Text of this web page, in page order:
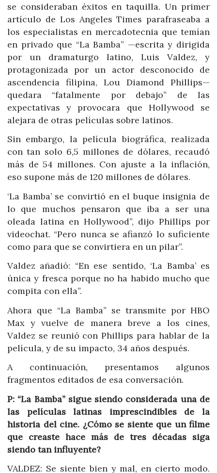
se consideraban éxitos en taquilla. Un primer
artículo de Los Angeles Times parafraseaba a
los especialistas en mercadotecnia que temían
en privado que “La Bamba” —escrita y dirigida
por un dramaturgo latino, Luis Valdez, y
protagonizada por un actor desconocido de
ascendencia filipina, Lou Diamond Phillips—
quedara “fatalmente por debajo” de las
expectativas y provocara que Hollywood se
alejara de otras películas sobre latinos.
Sin embargo, la película biográfica, realizada
con tan solo 6,5 millones de dólares, recaudó
más de 54 millones. Con ajuste a la inflación,
eso supone más de 120 millones de dólares.
‘La Bamba’ se convirtió en el buque insignia de
lo que muchos pensaron que iba a ser una
oleada latina en Hollywood”, dijo Phillips por
videochat. “Pero nunca se afianzó lo suficiente
como para que se convirtiera en un pilar”.
Valdez añadió: “En ese sentido, ‘La Bamba’ es
única y fresca porque no ha habido mucho que
compita con ella”.
Ahora que “La Bamba” se transmite por HBO
Max y vuelve de manera breve a los cines,
Valdez se reunió con Phillips para hablar de la
película, y de su impacto, 34 años después.
A continuación, presentamos algunos
fragmentos editados de esa conversación.
P: “La Bamba” sigue siendo considerada una de
las
películas latinas imprescindibles
de la
historia del cine. ¿Cómo se siente que un filme
que creaste hace más de tres décadas siga
siendo tan influyente?
VALDEZ: Se siente bien y mal, en cierto modo.